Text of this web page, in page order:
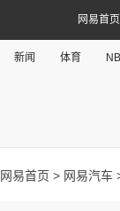
网易首页
新闻 体育
网易首页 > 网易汽车